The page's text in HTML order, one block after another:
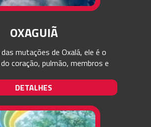
OXAGUIÃ
mutações de Oxalá, ele é o
coração, pulmão, membros e
DETALHES